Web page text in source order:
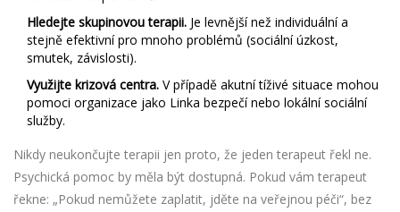
Hledejte skupinovou terapii. Je levnější než individuální a
stejně efektivní pro mnoho problémů (sociální úzkost,
smutek, závislosti).
Využijte krizová centra. V případě akutní tíživé situace mohou
pomoci organizace jako Linka bezpečí nebo lokální sociální
služby.
Nikdy neukončujte terapii jen proto, že jeden terapeut řekl ne.
Psychická pomoc by měla být dostupná. Pokud vám terapeut
řekne: „Pokud nemůžete zaplatit, jděte na veřejnou péči“, bez